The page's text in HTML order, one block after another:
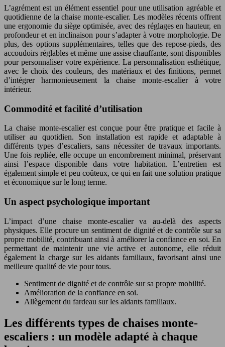
L’agrément est un élément essentiel pour une utilisation agréable et
quotidienne de la chaise monte-escalier. Les modèles récents offrent
une ergonomie du siège optimisée, avec des réglages en hauteur, en
profondeur et en inclinaison pour s’adapter à votre morphologie. De
plus, des options supplémentaires, telles que des repose-pieds, des
accoudoirs réglables et même une assise chauffante, sont disponibles
pour personnaliser votre expérience. La personnalisation esthétique,
avec le choix des couleurs, des matériaux et des finitions, permet
d’intégrer harmonieusement la chaise monte-escalier à votre
intérieur.
Commodité et facilité d’utilisation
La chaise monte-escalier est conçue pour être pratique et facile à
utiliser au quotidien. Son installation est rapide et adaptable à
différents types d’escaliers, sans nécessiter de travaux importants.
Une fois repliée, elle occupe un encombrement minimal, préservant
ainsi l’espace disponible dans votre habitation. L’entretien est
également simple et peu coûteux, ce qui en fait une solution pratique
et économique sur le long terme.
Un aspect psychologique important
L’impact d’une chaise monte-escalier va au-delà des aspects
physiques. Elle procure un sentiment de dignité et de contrôle sur sa
propre mobilité, contribuant ainsi à améliorer la confiance en soi. En
permettant de maintenir une vie active et autonome, elle réduit
également la charge sur les aidants familiaux, favorisant ainsi une
meilleure qualité de vie pour tous.
Sentiment de dignité et de contrôle sur sa propre mobilité.
Amélioration de la confiance en soi.
Allègement du fardeau sur les aidants familiaux.
Les différents types de chaises monte-
escaliers : un modèle adapté à chaque